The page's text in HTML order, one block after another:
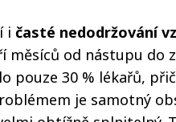
i časté nedodržování
měsíců od nástupu do
pouze 30 % lékařů,
je samotný